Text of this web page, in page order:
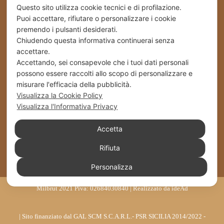
Privacy Policy
Spedizioni
Cookies
Stabilimento – Milbrut Dolce Passione di Famiglia
c/da Cappuccini – Messer Rinaldo SS 576 Naro
(Ag) Italy
+39 0922 835464
info@milbrut.com
Milbrut 2021 Piva: 02684030840 | Realizzato daideAd
| Sito finanziato dal GAL SCM S.C.A.R.L.- PSR SICILIA 2014/2022 -
Questo sito utilizza cookie tecnici e di profilazione.
Puoi accettare, rifiutare o personalizzare i cookie
premendo i pulsanti desiderati.
Chiudendo questa informativa continuerai senza
accettare.
Accettando, sei consapevole che i tuoi dati personali
possono essere raccolti allo scopo di personalizzare e
misurare l'efficacia della pubblicità.
Visualizza la Cookie Policy
Visualizza l'Informativa Privacy
Accetta
Rifiuta
Personalizza